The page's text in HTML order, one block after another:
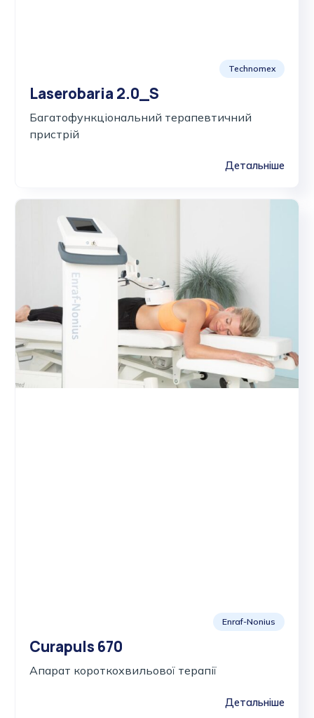
Technomex
Laserobaria 2.0_S
Багатофункціональний терапевтичний
пристрій
Детальніше
Enraf-Nonius
Curapuls 670
Апарат короткохвильової терапії
Детальніше